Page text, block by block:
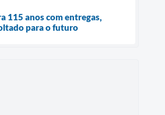
115 anos com entregas,
para o futuro